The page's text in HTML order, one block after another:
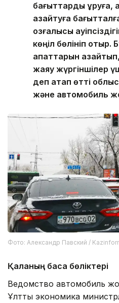
бағыттарды
азайтуға
қозғалысы
көңіл бөлініп отыр.
апаттарын
жаяу жүргіншілер
деп атап өтті
және автомобиль
Фото: Александр Павский /
Қаланың басқа бөліктері
Ведомство автомобиль
Ұлттық экономика